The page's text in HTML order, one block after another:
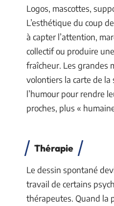
Logos, mascottes,
L’esthétique du coup
à capter l’attention,
collectif ou produire
fraîcheur. Les grandes
volontiers la carte de
l’humour pour rendre
proches, plus «
Thérapie
Le dessin spontané
travail de certains
thérapeutes. Quand la